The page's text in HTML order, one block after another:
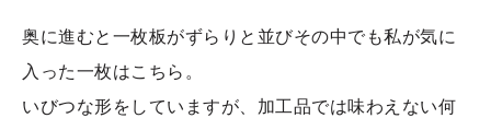
奥に進むと一枚板がずらりと並びその中でも私が気に
入った一枚はこちら。
いびつな形をしていますが、加工品では味わえない何